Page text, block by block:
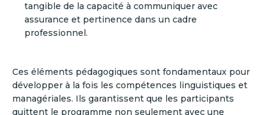
tangible de la capacité à communiquer avec
assurance et pertinence dans un cadre
professionnel.
Ces éléments pédagogiques sont fondamentaux pour
développer à la fois les compétences linguistiques et
managériales. Ils garantissent que les participants
quittent le programme non seulement avec une